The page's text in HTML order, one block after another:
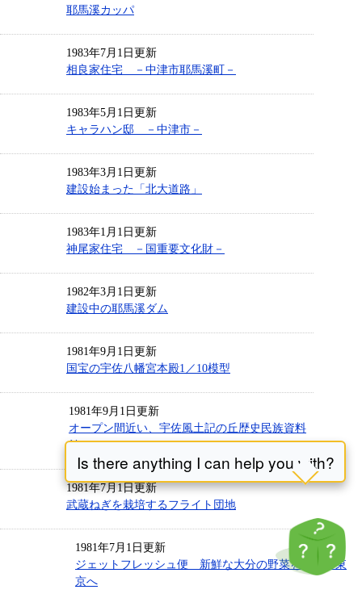
耶馬溪カッパ
1983年7月1日更新
相良家住宅 －中津市耶馬溪町－
1983年5月1日更新
キャラハン邸 －中津市－
1983年3月1日更新
建設始まった「北大道路」
1983年1月1日更新
神尾家住宅 －国重要文化財－
1982年3月1日更新
建設中の耶馬溪ダム
1981年9月1日更新
国宝の宇佐八幡宮本殿1／10模型
1981年9月1日更新
オープン間近い、宇佐風土記の丘歴史民族資料
館
1981年7月1日更新
武蔵ねぎを栽培するフライト団地
1981年7月1日更新
ジェットフレッシュ便 新鮮な大分の野菜を乗せて東
京へ